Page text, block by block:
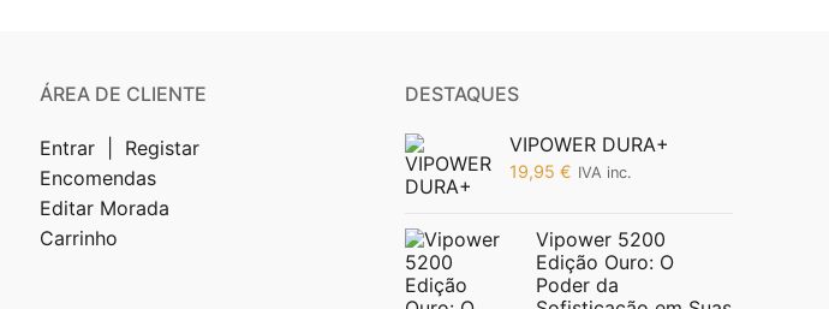
ÁREA DE CLIENTE
Entrar | Registar
Encomendas
Editar Morada
Carrinho
DESTAQUES
VIPOWER DURA+
19,95 € IVA inc.
Vipower 5200
Edição Ouro: O
Poder da